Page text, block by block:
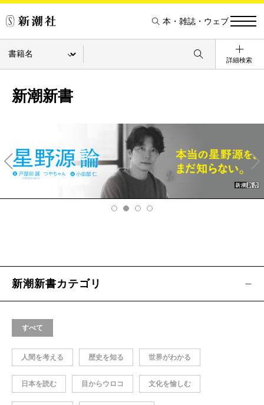
本・雑誌・ウェブ
詳細検索
新潮新書
v
Ne
xt
新潮新書カテゴリ
すべて
人間を考える 歴史を知る 世界がわかる
日本を読む 目からウロコ 文化を愉しむ